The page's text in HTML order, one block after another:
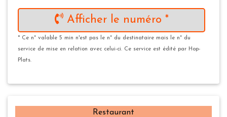
Afficher le numéro *
* Ce n° valable 5 min n'est pas le n° du destinataire mais le n° du
service de mise en relation avec celui-ci. Ce service est édité par Hop-
Plats.
Restaurant